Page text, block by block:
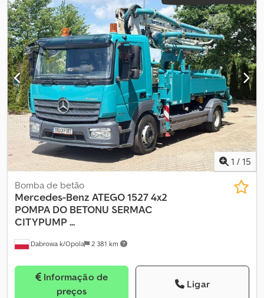
1 / 15
Dabrowa k/Opola 2 381 km
Bomba de betão
Mercedes-Benz ATEGO 1527 4x2
POMPA DO BETONU SERMAC
CITYPUMP ...
Informação de
preços
Ligar